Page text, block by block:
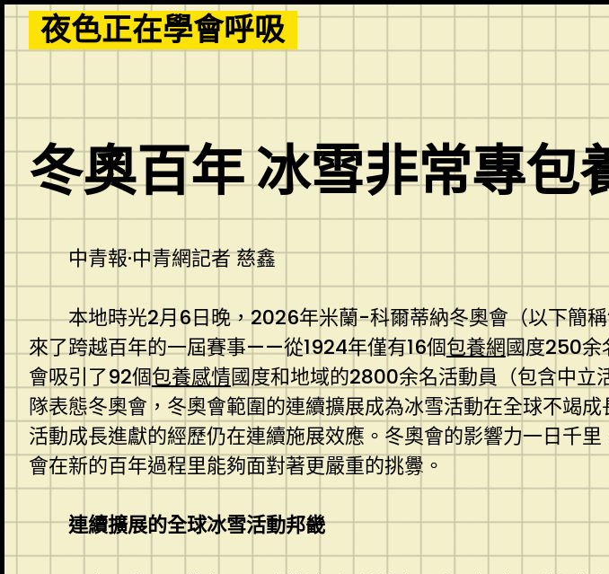
Skip
to
content
夜色正在學會呼吸
冬奧百年 冰雪非常專包
中青報·中青網記者 慈鑫
本地時光2月6日晚，2026年米蘭-科爾蒂納冬奧會（以下簡
來了跨越百年的一屆賽事——從1924年僅有16個包養網國度250余
會吸引了92個包養感情國度和地域的2800余名活動員（包含中立
隊表態冬奧會，冬奧會範圍的連續擴展成為冰雪活動在全球不竭
活動成長進獻的經歷仍在連續施展效應。冬奧會的影響力一日千
會在新的百年過程里能夠面對著更嚴重的挑釁。
連續擴展的全球冰雪活動邦畿